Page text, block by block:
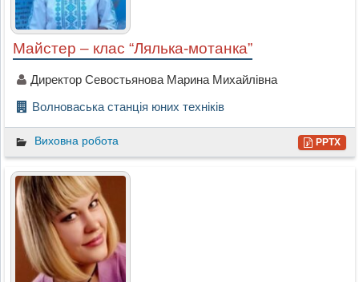
Майстер – клас “Лялька-мотанка”
Директор Севостьянова Марина Михайлівна
Волноваська станція юних техніків
Виховна робота PPTX